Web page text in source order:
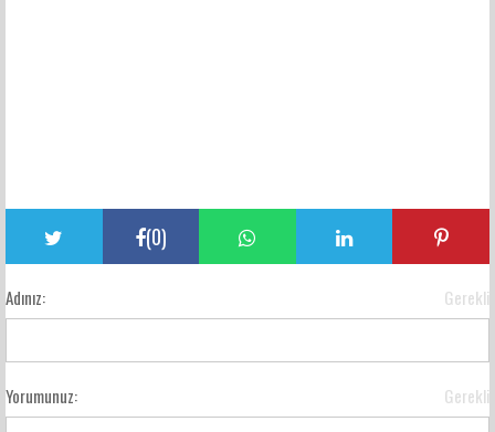
(0)
Adınız: Gerekli
Yorumunuz: Gerekli